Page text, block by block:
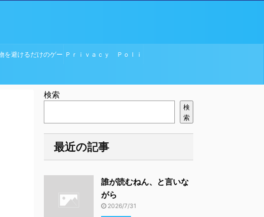
を避けるだけのゲー Ｐｒｉｖａｃｙ Ｐｏｌｉ
検索
検
索
最近の記事
誰が読むねん、と言いな
がら
2026/7/31